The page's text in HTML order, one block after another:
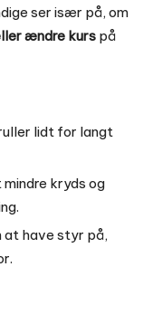
ser især på, om
ændre kurs på
lidt for langt
kryds og
at have styr på,